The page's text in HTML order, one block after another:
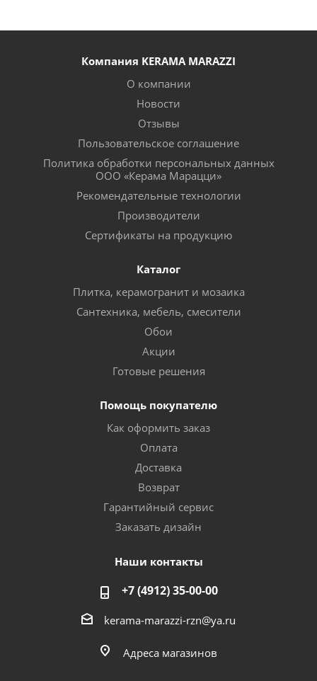
Компания KERAMA MARAZZI
О компании
Новости
Отзывы
Пользовательское соглашение
Политика обработки персональных данных
ООО «Керама Марацци»
Рекомендательные технологии
Производители
Сертификаты на продукцию
Каталог
Плитка, керамогранит и мозаика
Сантехника, мебель, смесители
Обои
Акции
Готовые решения
Помощь покупателю
Как оформить заказ
Оплата
Доставка
Возврат
Гарантийный сервис
Заказать дизайн
Наши контакты
+7 (4912) 35-00-00
kerama-marazzi-rzn@ya.ru
Адреса магазинов